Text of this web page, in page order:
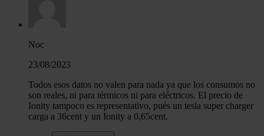
Noc
23/08/2023
Todos esos datos no valen para nada ya que los consumos no
son reales, ni para térmicos ni para eléctricos. El precio de
Ionity tampoco es representativo, pués un tesla super charger
carga a 36cent y un Ionity a 0,65cent.